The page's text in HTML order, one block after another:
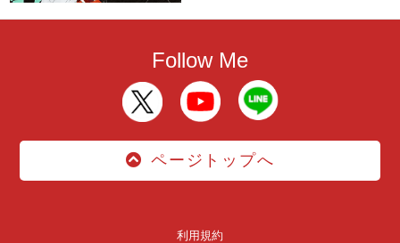
Follow Me
ページトップへ
利用規約